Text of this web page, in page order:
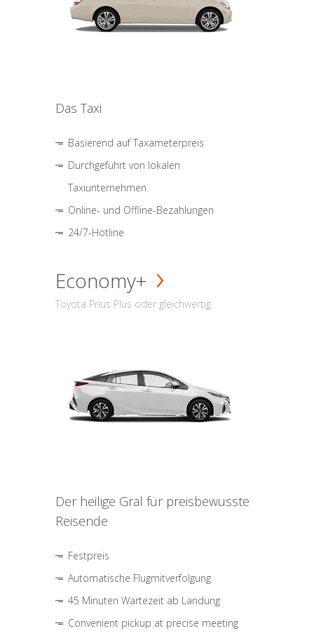
Das Taxi
Basierend auf Taxameterpreis
Durchgeführt von lokalen
Taxiunternehmen
Online- und Offline-Bezahlungen
24/7-Hotline
Economy+
Toyota Prius Plus oder gleichwertig
Der heilige Gral für preisbewusste
Reisende
Festpreis
Automatische Flugmitverfolgung
45 Minuten Wartezeit ab Landung
Convenient pickup at precise meeting